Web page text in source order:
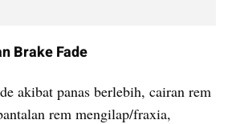
Brake Fade
akibat panas berlebih, cairan rem
rem mengilap/fraxia,